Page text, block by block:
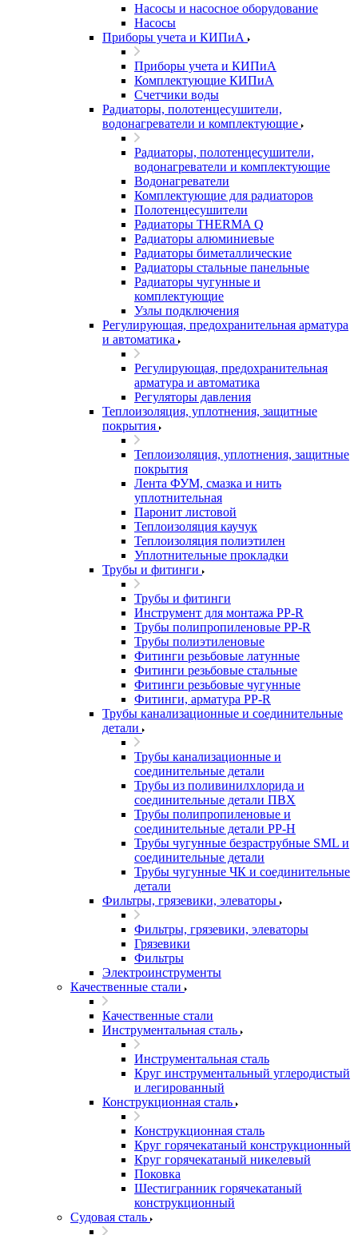
Насосы и насосное оборудование
Насосы
Приборы учета и КИПиА
Приборы учета и КИПиА
Комплектующие КИПиА
Счетчики воды
Радиаторы, полотенцесушители,
водонагреватели и комплектующие
Радиаторы, полотенцесушители,
водонагреватели и комплектующие
Водонагреватели
Комплектующие для радиаторов
Полотенцесушители
Радиаторы THERMA Q
Радиаторы алюминиевые
Радиаторы биметаллические
Радиаторы стальные панельные
Радиаторы чугунные и
комплектующие
Узлы подключения
Регулирующая, предохранительная арматура
и автоматика
Регулирующая, предохранительная
арматура и автоматика
Регуляторы давления
Теплоизоляция, уплотнения, защитные
покрытия
Теплоизоляция, уплотнения, защитные
покрытия
Лента ФУМ, смазка и нить
уплотнительная
Паронит листовой
Теплоизоляция каучук
Теплоизоляция полиэтилен
Уплотнительные прокладки
Трубы и фитинги
Трубы и фитинги
Инструмент для монтажа PP-R
Трубы полипропиленовые PP-R
Трубы полиэтиленовые
Фитинги резьбовые латунные
Фитинги резьбовые стальные
Фитинги резьбовые чугунные
Фитинги, арматура PP-R
Трубы канализационные и соединительные
детали
Трубы канализационные и
соединительные детали
Трубы из поливинилхлорида и
соединительные детали ПВХ
Трубы полипропиленовые и
соединительные детали PP-H
Трубы чугунные безраструбные SML и
соединительные детали
Трубы чугунные ЧК и соединительные
детали
Фильтры, грязевики, элеваторы
Фильтры, грязевики, элеваторы
Грязевики
Фильтры
Электроинструменты
Качественные стали
Качественные стали
Инструментальная сталь
Инструментальная сталь
Круг инструментальный углеродистый
и легированный
Конструкционная сталь
Конструкционная сталь
Круг горячекатаный конструкционный
Круг горячекатаный никелевый
Поковка
Шестигранник горячекатаный
конструкционный
Судовая сталь